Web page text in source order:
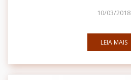
10/03/2018
LEIA MAIS